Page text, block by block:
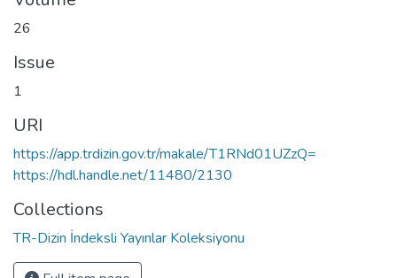
26
Issue
1
URI
https://app.trdizin.gov.tr/makale/T1RNd01UZzQ=
https://hdl.handle.net/11480/2130
Collections
TR-Dizin İndeksli Yayınlar Koleksiyonu